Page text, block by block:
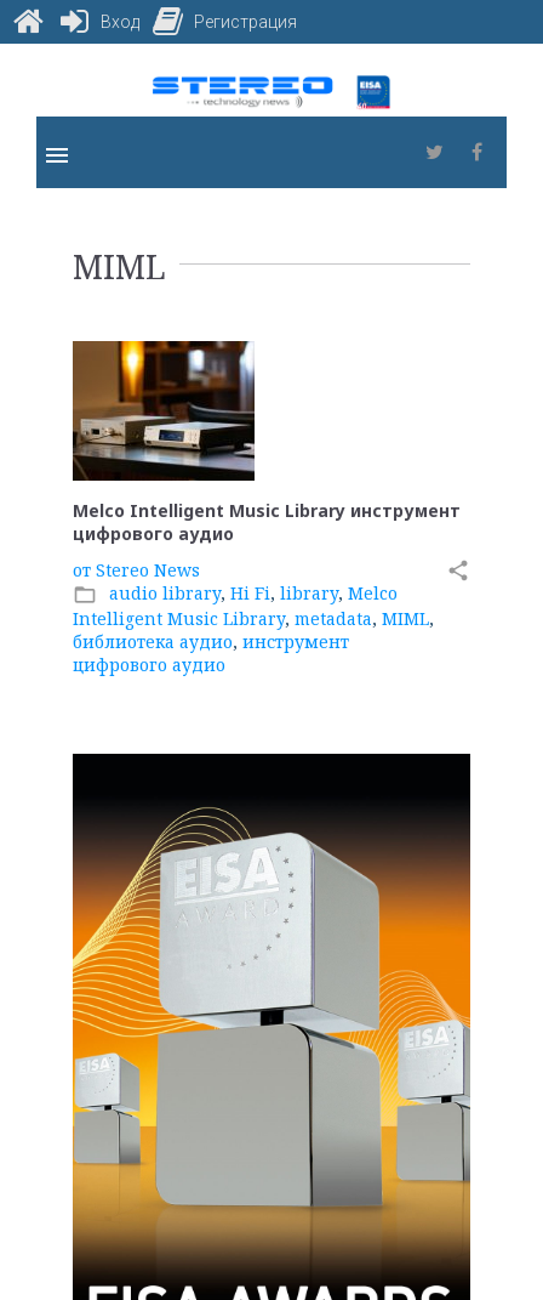
content
Twitter
menu
MIML
MIML
Melco Intelligent Music Library инструмент
цифрового аудио
от Stereo News
folder_open audio library, Hi Fi, library, Melco
Intelligent Music Library, metadata, MIML,
библиотека аудио, инструмент
цифрового аудио
share
Вход Регистрация